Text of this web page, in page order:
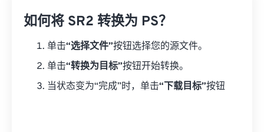
如何将 SR2 转换为 PS？
单击“选择文件”按钮选择您的源文件。
单击“转换为目标”按钮开始转换。
当状态变为“完成”时，单击“下载目标”按钮